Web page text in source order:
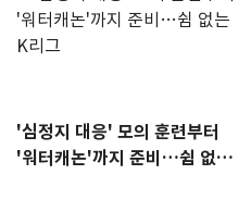
'심정지 대응' 모의 훈련부터
'워터캐논'까지 준비…쉼 없는